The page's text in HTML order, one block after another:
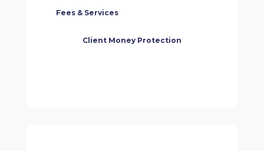
Fees & Services
Client Money Protection